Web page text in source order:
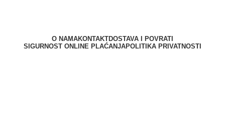
O NAMAKONTAKTDOSTAVA I POVRATI
SIGURNOST ONLINE PLAĆANJAPOLITIKA PRIVATNOSTI